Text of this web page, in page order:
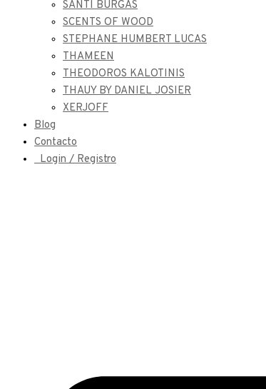
SANTI BURGAS
SCENTS OF WOOD
STEPHANE HUMBERT LUCAS
THAMEEN
THEODOROS KALOTINIS
THAUY BY DANIEL JOSIER
XERJOFF
Blog
Contacto
Login / Registro